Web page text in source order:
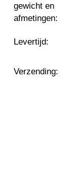
gewicht en
afmetingen:
Levertijd:
Verzending: